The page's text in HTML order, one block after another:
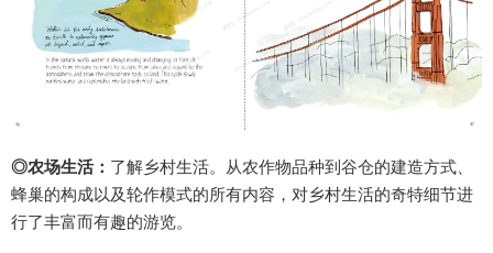
◎农场生活： 了解乡村生活。从农作物品种到谷仓的建造方式、
蜂巢的构成以及轮作模式的所有内容，对乡村生活的奇特细节进
行了丰富而有趣的游览。